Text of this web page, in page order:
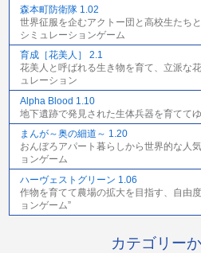
森本町防衛隊 1.02
世界征服を企むアクトー団と高校生たち
シミュレーションゲーム
育成［花美人］ 2.1
花美人と呼ばれる生き物を育て、立派な
ュレーション
Alpha Blood 1.10
地下遺跡で発見された生体兵器を育てて
まんが～奥の細道～ 1.20
おんぼろアパート暮らしから世界的な人
ョンゲーム
ハーヴェストグリーン 1.06
作物を育てて農場の拡大を目指す、自由
ョンゲーム”
カテゴリー